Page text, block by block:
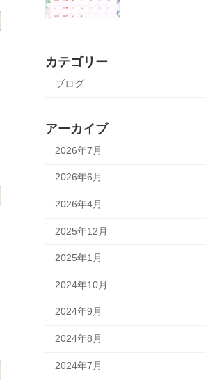
カテゴリー
ブログ
アーカイブ
2026年7月
2026年6月
2026年4月
2025年12月
2025年1月
2024年10月
2024年9月
2024年8月
2024年7月